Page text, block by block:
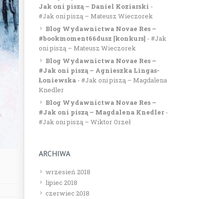
Jak oni piszą – Daniel Koziarski -
#Jak oni piszą – Mateusz Wieczorek
Blog Wydawnictwa Novae Res –
#bookmoment66dusz [konkurs] - #Jak
oni piszą – Mateusz Wieczorek
Blog Wydawnictwa Novae Res –
#Jak oni piszą – Agnieszka Lingas-
Łoniewska - #Jak oni piszą – Magdalena
Knedler
Blog Wydawnictwa Novae Res –
#Jak oni piszą – Magdalena Knedler-
#Jak oni piszą – Wiktor Orzeł
ARCHIWA
wrzesień 2018
lipiec 2018
czerwiec 2018